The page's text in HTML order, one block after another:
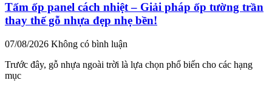
Tấm ốp panel cách nhiệt – Giải pháp ốp tường trần
thay thế gỗ nhựa đẹp nhẹ bền!
07/08/2026 Không có bình luận
Trước đây, gỗ nhựa ngoài trời là lựa chọn phổ biến cho các hạng
mục